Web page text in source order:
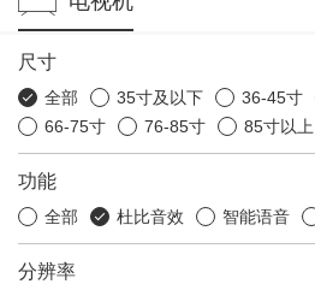
尺寸
全部 35寸及以下 36-45寸
66-75寸
76-85寸 85寸以上
功能
全部 杜比音效 智能语音
分辨率